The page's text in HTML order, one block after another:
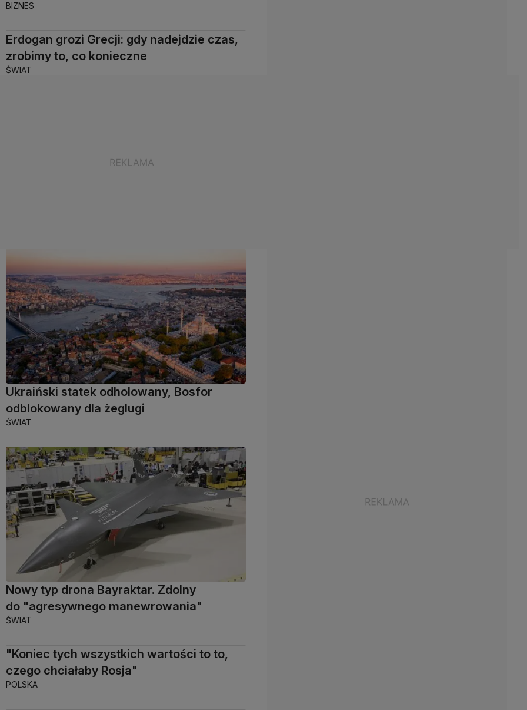
BIZNES
Erdogan grozi Grecji: gdy nadejdzie czas,
zrobimy to, co konieczne
ŚWIAT
Ukraiński statek odholowany, Bosfor
odblokowany dla żeglugi
ŚWIAT
Nowy typ drona Bayraktar. Zdolny
do "agresywnego manewrowania"
ŚWIAT
"Koniec tych wszystkich wartości to to,
czego chciałaby Rosja"
POLSKA